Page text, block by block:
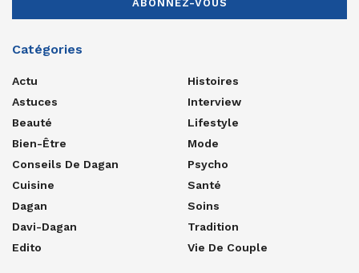
Catégories
Actu
Astuces
Beauté
Bien-Être
Conseils De Dagan
Cuisine
Dagan
Davi-Dagan
Edito
Histoires
Interview
Lifestyle
Mode
Psycho
Santé
Soins
Tradition
Vie De Couple